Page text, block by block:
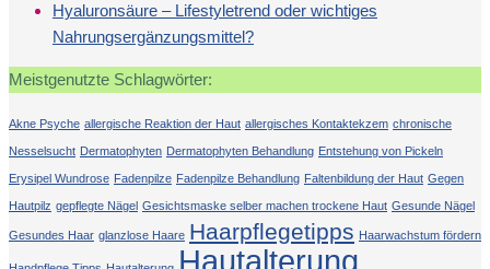
Hyaluronsäure – Lifestyletrend oder wichtiges
Nahrungsergänzungsmittel?
Meistgenutzte Schlagwörter:
Akne Psyche allergische Reaktion der Haut allergisches Kontaktekzem chronische
Nesselsucht Dermatophyten Dermatophyten Behandlung Entstehung von Pickeln
Erysipel Wundrose Fadenpilze Fadenpilze Behandlung Faltenbildung der Haut Gegen
Hautpilz gepflegte Nägel Gesichtsmaske selber machen trockene Haut Gesunde Nägel
Gesundes Haar glanzlose Haare Haarpflegetipps Haarwachstum fördern
Hautalterung